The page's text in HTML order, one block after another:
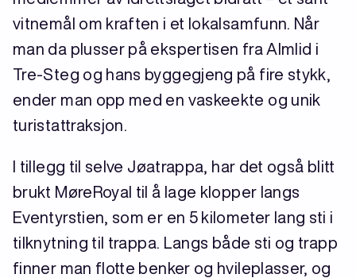
vitnemål om kraften i et lokalsamfunn. Når
man da plusser på ekspertisen fra Almlid i
Tre-Steg og hans byggegjeng på fire stykk,
ender man opp med en vaskeekte og unik
turistattraksjon.
I tillegg til selve Jøatrappa, har det også blitt
brukt MøreRoyal til å lage klopper langs
Eventyrstien, som er en 5 kilometer lang sti i
tilknytning til trappa. Langs både sti og trapp
finner man flotte benker og hvileplasser, og